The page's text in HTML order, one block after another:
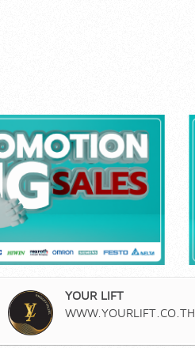
YOUR LIFT
WWW.YOURLIFT.CO.TH